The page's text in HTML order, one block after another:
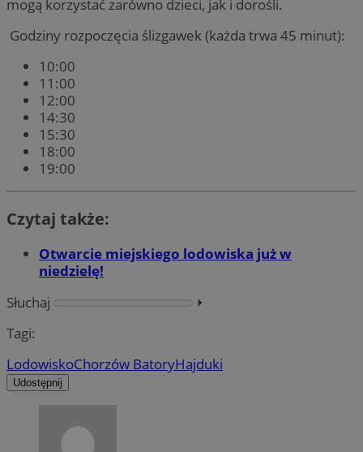
mogą korzystać zarówno dzieci, jak i dorośli.
Godziny rozpoczęcia ślizgawek (każda trwa 45 minut):
10:00
11:00
12:00
14:30
15:30
18:00
19:00
Czytaj także:
Otwarcie miejskiego lodowiska już w
niedzielę!
Słuchaj
⏵︎
Tagi:
LodowiskoChorzów BatoryHajduki
Udostępnij